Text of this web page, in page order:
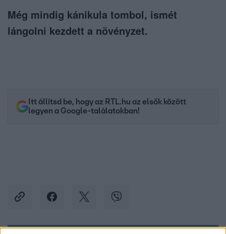
Még mindig kánikula tombol, ismét
lángolni kezdett a növényzet.
Itt állítsd be, hogy az RTL.hu az elsők között
legyen a Google-találatokban!